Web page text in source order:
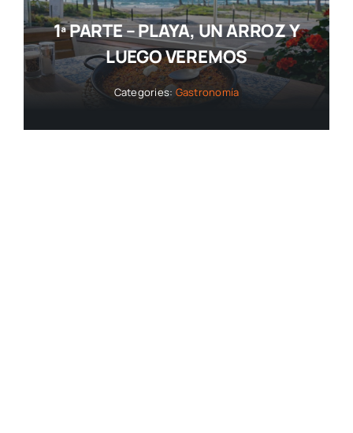
1ª PARTE – PLAYA, UN ARROZ Y
LUEGO VEREMOS
Categories: Gastronomía